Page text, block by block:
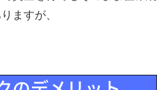
ますが、